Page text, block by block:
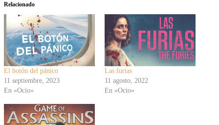
Relacionado
El botón del pánico
11 septiembre, 2023
En «Ocio»
Las furias
11 agosto, 2022
En «Ocio»